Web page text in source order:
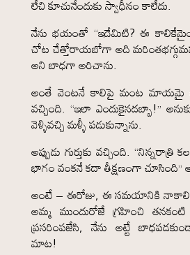
లేచి కూచునేందుకు స్వాధీనం కాలేదు.
నేను భయంతో “ఇదేమిటి? ఈ
చోట చేత్తోరాయబోగా అది
అని బాధగా అరిచాను.
అంతే వెంటనే కాలిపై మంట మాయమై
వచ్చింది. “ఇలా ఎందుకైనదబ్బా!”
వెళ్ళివచ్చి మళ్ళీ పడుకున్నాను.
అప్పుడు గుర్తుకు వచ్చింది.
భాగం వంకనే కదా తీక్షణంగా చూసింది”
అంటే – ఈరోజు, ఈ సమయానికి
అమ్మ ముందురోజే గ్రహించి
ప్రసరింపజేసి, నేను అట్టే
మాట!